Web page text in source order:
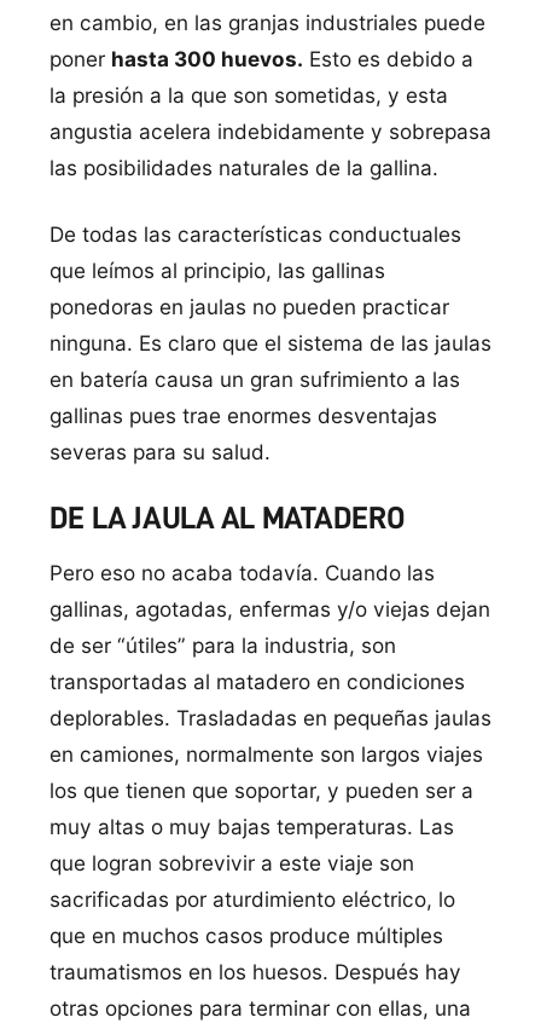
en cambio, en las granjas industriales puede
poner hasta 300 huevos. Esto es debido a
la presión a la que son sometidas, y esta
angustia acelera indebidamente y sobrepasa
las posibilidades naturales de la gallina.
De todas las características conductuales
que leímos al principio, las gallinas
ponedoras en jaulas no pueden practicar
ninguna. Es claro que el sistema de las jaulas
en batería causa un gran sufrimiento a las
gallinas pues trae enormes desventajas
severas para su salud.
DE LA JAULA AL MATADERO
Pero eso no acaba todavía. Cuando las
gallinas, agotadas, enfermas y/o viejas dejan
de ser “útiles” para la industria, son
transportadas al matadero en condiciones
deplorables. Trasladadas en pequeñas jaulas
en camiones, normalmente son largos viajes
los que tienen que soportar, y pueden ser a
muy altas o muy bajas temperaturas. Las
que logran sobrevivir a este viaje son
sacrificadas por aturdimiento eléctrico, lo
que en muchos casos produce múltiples
traumatismos en los huesos. Después hay
otras opciones para terminar con ellas, una